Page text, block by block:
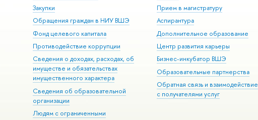
Закупки
Обращения граждан в НИУ ВШЭ
Фонд целевого капитала
Противодействие коррупции
Сведения о доходах, расходах, об
имуществе и обязательствах
имущественного характера
Сведения об образовательной
организации
Людям с ограниченными
Прием в магистратуру
Аспирантура
Дополнительное образование
Центр развития карьеры
Бизнес-инкубатор ВШЭ
Образовательные партнерства
Обратная связь и взаимодействие
с получателями услуг